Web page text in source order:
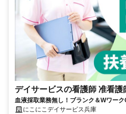
デイサービスの看護師 准看護
血液採取業務無し！ブランク＆Wワー
にこにこデイサービス兵庫